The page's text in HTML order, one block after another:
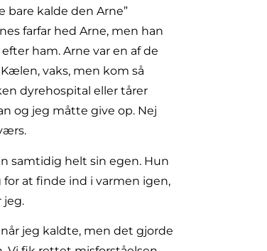
bare kalde den Arne”
farfar hed Arne, men han
ham. Arne var en af de
vaks, men kom så
dyrehospital eller tårer
og jeg måtte give op. Nej
samtidig helt sin egen. Hun
at finde ind i varmen igen,
jeg.
jeg kaldte, men det gjorde